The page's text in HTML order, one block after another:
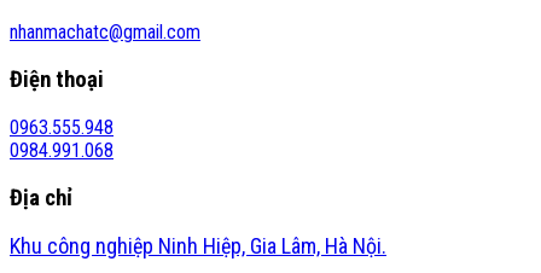
nhanmachatc@gmail.com
Điện thoại
0963.555.948
0984.991.068
Địa chỉ
Khu công nghiệp Ninh Hiệp, Gia Lâm, Hà Nội.